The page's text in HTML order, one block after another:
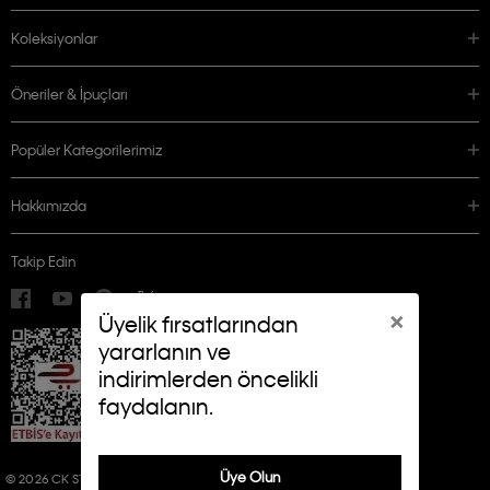
×
Üyelik fırsatlarından
yararlanın ve
indirimlerden öncelikli
faydalanın.
Üye Olun
Koleksiyonlar
Öneriler & İpuçları
Popüler Kategorilerimiz
Hakkımızda
Takip Edin
© 2026 CK STORES B.V. ALL RIGHTS RESERVED